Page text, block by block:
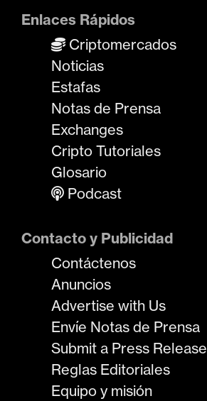
Enlaces Rápidos
Criptomercados
Noticias
Estafas
Notas de Prensa
Exchanges
Cripto Tutoriales
Glosario
Podcast
Contacto y Publicidad
Contáctenos
Anuncios
Advertise with Us
Envíe Notas de Prensa
Submit a Press Release
Reglas Editoriales
Equipo y misión